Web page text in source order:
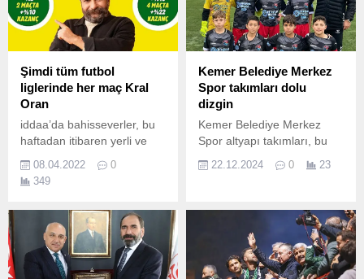
Şimdi tüm futbol
liglerinde her maç Kral
Oran
iddaa’da bahisseverler, bu
haftadan itibaren yerli ve
yabancı tüm futbol liglerinde
oynanan her karşılaşmaya
Kral Oranlarla kupon
kuponda normalden yüzde
22 oranında daha yüksek
kazanç elde ediyor.
08.04.2022
0
349
Kemer Belediye Merkez
Spor takımları dolu
dizgin
Kemer Belediye Merkez
Spor altyapı takımları, bu
hafta oynadıkları maçlardan
galibiyetle ayrıldı.
22.12.2024 0 23